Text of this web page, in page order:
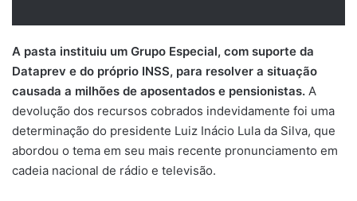
A pasta instituiu um Grupo Especial, com suporte da
Dataprev e do próprio INSS, para resolver a situação
causada a milhões de aposentados e pensionistas. A
devolução dos recursos cobrados indevidamente foi uma
determinação do presidente Luiz Inácio Lula da Silva, que
abordou o tema em seu mais recente pronunciamento em
cadeia nacional de rádio e televisão.